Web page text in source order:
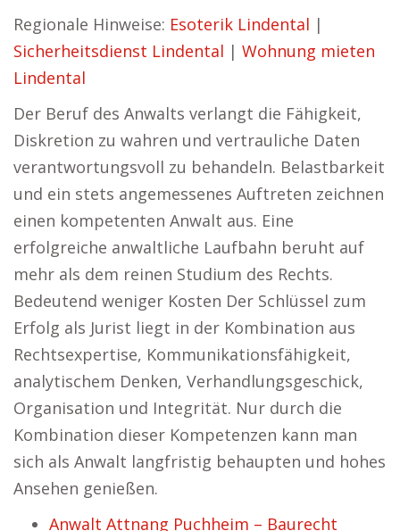
Regionale Hinweise: Esoterik Lindental |
Sicherheitsdienst Lindental | Wohnung mieten
Lindental
Der Beruf des Anwalts verlangt die Fähigkeit,
Diskretion zu wahren und vertrauliche Daten
verantwortungsvoll zu behandeln. Belastbarkeit
und ein stets angemessenes Auftreten zeichnen
einen kompetenten Anwalt aus. Eine
erfolgreiche anwaltliche Laufbahn beruht auf
mehr als dem reinen Studium des Rechts.
Bedeutend weniger Kosten Der Schlüssel zum
Erfolg als Jurist liegt in der Kombination aus
Rechtsexpertise, Kommunikationsfähigkeit,
analytischem Denken, Verhandlungsgeschick,
Organisation und Integrität. Nur durch die
Kombination dieser Kompetenzen kann man
sich als Anwalt langfristig behaupten und hohes
Ansehen genießen.
Anwalt Attnang Puchheim – Baurecht